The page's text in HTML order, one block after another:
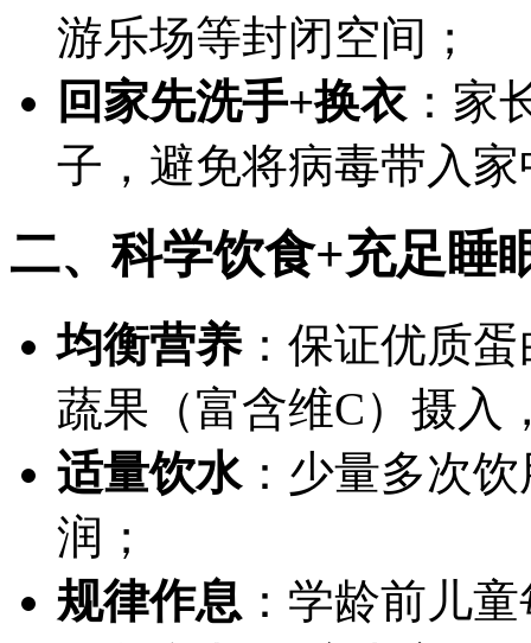
游乐场等封闭空间；
回家先洗手+换衣 ：家
子，避免将病毒带入家
二、科学饮食+充足睡
均衡营养：保证优质
蔬果（富含维C）摄入
适量饮水：少量多次
润；
规律作息 ：学龄前儿